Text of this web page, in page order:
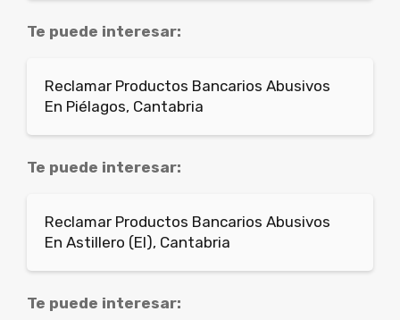
Te puede interesar:
Reclamar Productos Bancarios Abusivos
En Piélagos, Cantabria
Te puede interesar:
Reclamar Productos Bancarios Abusivos
En Astillero (El), Cantabria
Te puede interesar: